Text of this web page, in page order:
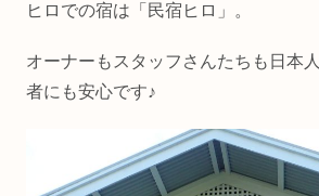
ヒロでの宿は「民宿ヒロ」。
オーナーもスタッフさんたちも日本
者にも安心です♪